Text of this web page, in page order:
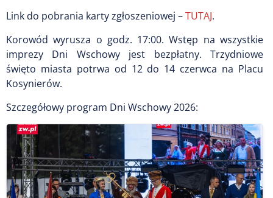
Link do pobrania karty zgłoszeniowej –TUTAJ.
Korowód wyrusza o godz. 17:00. Wstęp na wszystkie
imprezy Dni Wschowy jest bezpłatny. Trzydniowe
święto miasta potrwa od 12 do 14 czerwca na Placu
Kosynierów.
Szczegółowy program Dni Wschowy 2026: